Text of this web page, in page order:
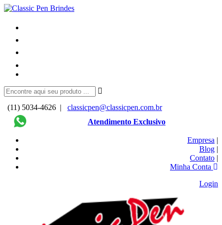
(11) 5034-4626 |
classicpen@classicpen.com.br
Atendimento Exclusivo
Empresa |
Blog |
Contato |
Minha Conta
Login